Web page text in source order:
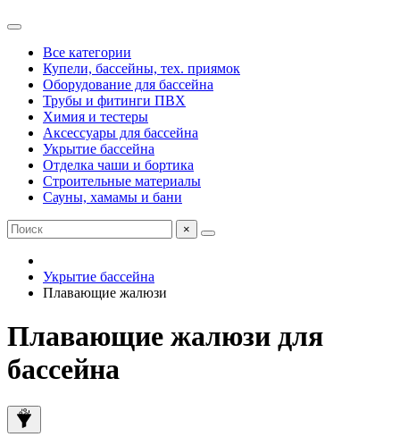
Все категории
Купели, бассейны, тех. приямок
Оборудование для бассейна
Трубы и фитинги ПВХ
Химия и тестеры
Аксессуары для бассейна
Укрытие бассейна
Отделка чаши и бортика
Строительные материалы
Сауны, хамамы и бани
×
Укрытие бассейна
Плавающие жалюзи
Плавающие жалюзи для
бассейна